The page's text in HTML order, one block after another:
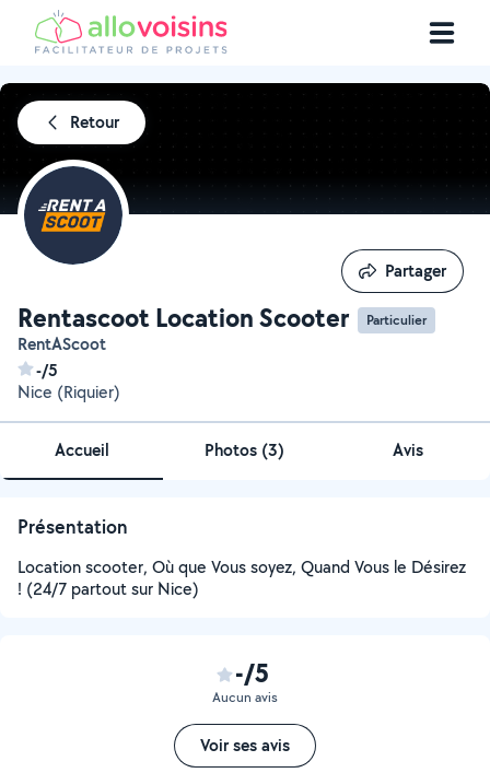
Retour
Rentascoot Location Scooter Particulier
RentAScoot
-/5
Nice (Riquier)
Partager
Partager
Accueil Photos (3) Avis
Présentation
Location scooter, Où que Vous soyez, Quand Vous le Désirez
! (24/7 partout sur Nice)
-/5
Aucun avis
Voir ses avis